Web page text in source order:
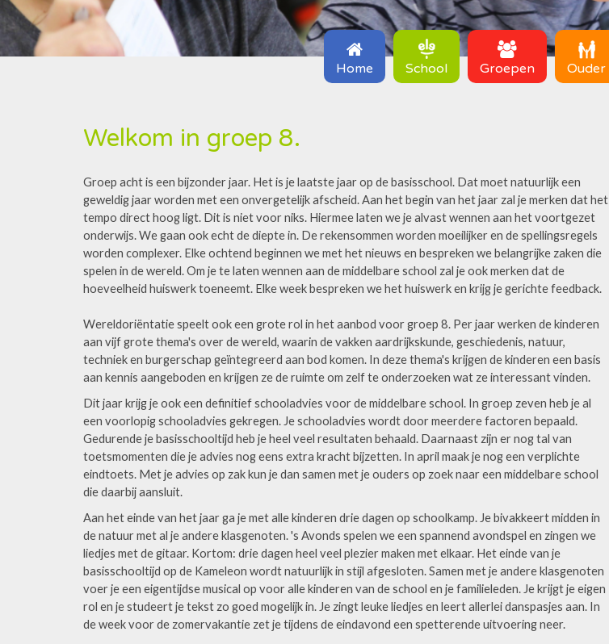
Home School Groepen Ouder
Welkom in groep 8.
Groep acht is een bijzonder jaar. Het is je laatste jaar op de basisschool. Dat moet natuurlijk een
geweldig jaar worden met een onvergetelijk afscheid. Aan het begin van het jaar zal je merken dat het
tempo direct hoog ligt. Dit is niet voor niks. Hiermee laten we je alvast wennen aan het voortgezet
onderwijs. We gaan ook echt de diepte in. De rekensommen worden moeilijker en de spellingsregels
worden complexer. Elke ochtend beginnen we met het nieuws en bespreken we belangrijke zaken die
spelen in de wereld. Om je te laten wennen aan de middelbare school zal je ook merken dat de
hoeveelheid huiswerk toeneemt. Elke week bespreken we het huiswerk en krijg je gerichte feedback.
Wereldoriëntatie speelt ook een grote rol in het aanbod voor groep 8. Per jaar werken de kinderen
aan vijf grote thema's over de wereld, waarin de vakken aardrijkskunde, geschiedenis, natuur,
techniek en burgerschap geïntegreerd aan bod komen. In deze thema's krijgen de kinderen een basis
aan kennis aangeboden en krijgen ze de ruimte om zelf te onderzoeken wat ze interessant vinden.
Dit jaar krijg je ook een definitief schooladvies voor de middelbare school. In groep zeven heb je al
een voorlopig schooladvies gekregen. Je schooladvies wordt door meerdere factoren bepaald.
Gedurende je basisschooltijd heb je heel veel resultaten behaald. Daarnaast zijn er nog tal van
toetsmomenten die je advies nog eens extra kracht bijzetten. In april maak je nog een verplichte
eindtoets. Met je advies op zak kun je dan samen met je ouders op zoek naar een middelbare school
die daarbij aansluit.
Aan het einde van het jaar ga je met alle kinderen drie dagen op schoolkamp. Je bivakkeert midden in
de natuur met al je andere klasgenoten. 's Avonds spelen we een spannend avondspel en zingen we
liedjes met de gitaar. Kortom: drie dagen heel veel plezier maken met elkaar. Het einde van je
basisschooltijd op de Kameleon wordt natuurlijk in stijl afgesloten. Samen met je andere klasgenoten
voer je een eigentijdse musical op voor alle kinderen van de school en je familieleden. Je krijgt je eigen
rol en je studeert je tekst zo goed mogelijk in. Je zingt leuke liedjes en leert allerlei danspasjes aan. In
de week voor de zomervakantie zet je tijdens de eindavond een spetterende uitvoering neer.